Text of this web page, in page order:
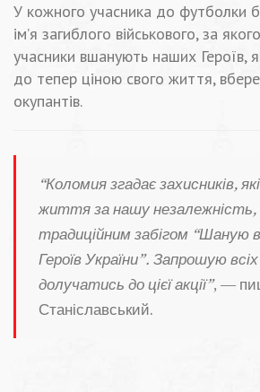
У кожного учасника до футболки
ім’я загиблого військового, за
учасники вшанують наших Героїв,
до тепер ціною свого життя,
окупантів.
“Коломия згадає захисників,
життя за нашу незалежність,
традиційним забігом “Шаную
Героїв України”. Запрошую
долучатись до цієї акції”, —
Станіславський.